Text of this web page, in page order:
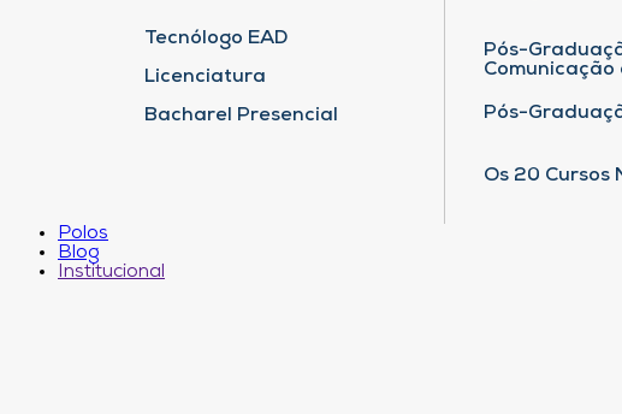
Tecnólogo EAD
Licenciatura
Bacharel Presencial
Pós-
Pós-
Os 20 Cursos
Polos
Blog
Institucional